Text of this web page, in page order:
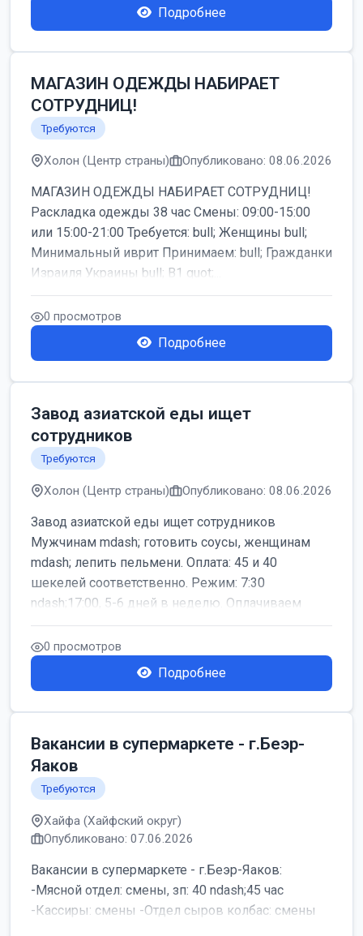
Подробнее
МАГАЗИН ОДЕЖДЫ НАБИРАЕТ
СОТРУДНИЦ!
Требуются
Холон (Центр страны) Опубликовано: 08.06.2026
МАГАЗИН ОДЕЖДЫ НАБИРАЕТ СОТРУДНИЦ!
Раскладка одежды 38 час Смены: 09:00-15:00
или 15:00-21:00 Требуется: bull; Женщины bull;
Минимальный иврит Принимаем: bull; Гражданки
Израиля Украины bull; B1 quot;...
0 просмотров
Подробнее
Завод азиатской еды ищет
сотрудников
Требуются
Холон (Центр страны) Опубликовано: 08.06.2026
Завод азиатской еды ищет сотрудников
Мужчинам mdash; готовить соусы, женщинам
mdash; лепить пельмени. Оплата: 45 и 40
шекелей соответственно. Режим: 7:30
ndash;17:00, 5-6 дней в неделю. Оплачиваем
дор...
0 просмотров
Подробнее
Вакансии в супермаркете - г.Беэр-
Яаков
Требуются
Хайфа (Хайфский округ)
Опубликовано: 07.06.2026
Вакансии в супермаркете - г.Беэр-Яаков:
-Мясной отдел: смены, зп: 40 ndash;45 час
-Кассиры: смены -Отдел сыров колбас: смены